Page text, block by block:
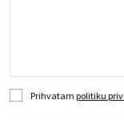
Prihvatam politiku